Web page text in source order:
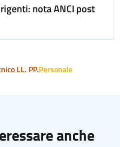
nota ANCI post
LL. PP.Personale
anche